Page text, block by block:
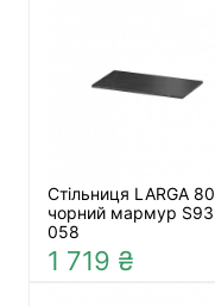
Стільниця LARGA 80
чорний мармур
058
1 719 ₴